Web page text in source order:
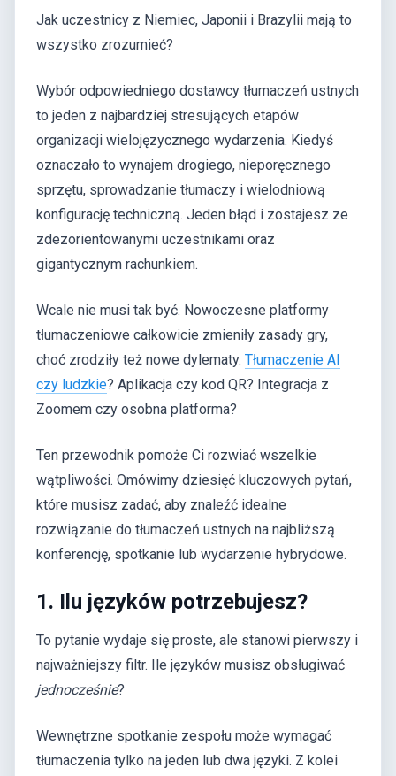
Jak uczestnicy z Niemiec, Japonii i Brazylii mają to
wszystko zrozumieć?
Wybór odpowiedniego dostawcy tłumaczeń ustnych
to jeden z najbardziej stresujących etapów
organizacji wielojęzycznego wydarzenia. Kiedyś
oznaczało to wynajem drogiego, nieporęcznego
sprzętu, sprowadzanie tłumaczy i wielodniową
konfigurację techniczną. Jeden błąd i zostajesz ze
zdezorientowanymi uczestnikami oraz
gigantycznym rachunkiem.
Wcale nie musi tak być. Nowoczesne platformy
tłumaczeniowe całkowicie zmieniły zasady gry,
choć zrodziły też nowe dylematy. Tłumaczenie AI
czy ludzkie? Aplikacja czy kod QR? Integracja z
Zoomem czy osobna platforma?
Ten przewodnik pomoże Ci rozwiać wszelkie
wątpliwości. Omówimy dziesięć kluczowych pytań,
które musisz zadać, aby znaleźć idealne
rozwiązanie do tłumaczeń ustnych na najbliższą
konferencję, spotkanie lub wydarzenie hybrydowe.
1. Ilu języków potrzebujesz?
To pytanie wydaje się proste, ale stanowi pierwszy i
najważniejszy filtr. Ile języków musisz obsługiwać
jednocześnie?
Wewnętrzne spotkanie zespołu może wymagać
tłumaczenia tylko na jeden lub dwa języki. Z kolei